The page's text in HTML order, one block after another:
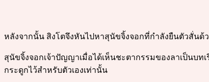
หลังจากนั้น สิงโตจึงหันไปหาสุนัขจิ้งจอกที่กำลังยืนตัวสั่นด้
สุนัขจิ้งจอกเจ้าปัญญาเมื่อได้เห็นชะตากรรมของลาเป็นบท
กระดูกไว้สำหรับตัวเองเท่านั้น